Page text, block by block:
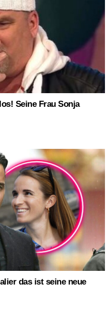
Seine Frau Sonja
das ist seine neue